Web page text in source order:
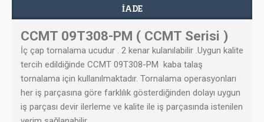
İADE
CCMT 09T308-PM ( CCMT Serisi )
İç çap tornalama ucudur . 2 kenar kulanılabilir .Uygun kalite
tercih edildiğinde CCMT 09T308-PM kaba talaş
tornalama için kullanılmaktadır. Tornalama operasyonları
her iş parçasına göre farklılık gösterdiğinden dolayı uygun
iş parçası devir ilerleme ve kalite ile iş parçasında istenilen